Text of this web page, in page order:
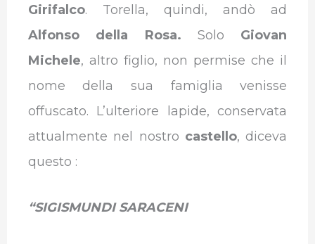
Girifalco. Torella, quindi, andò ad
Alfonso della Rosa. Solo Giovan
Michele, altro figlio, non permise che il
nome della sua famiglia venisse
offuscato. L’ulteriore lapide, conservata
attualmente nel nostro castello, diceva
questo :
“SIGISMUNDI SARACENI